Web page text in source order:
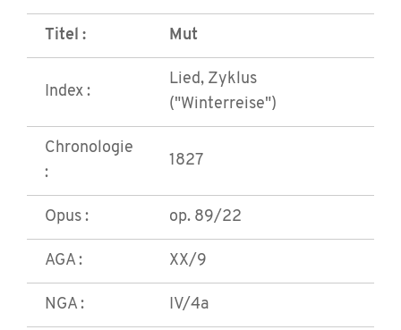
Titel : Mut
Index :
Lied, Zyklus
("Winterreise")
Chronologie
:
1827
Opus : op. 89/22
AGA : XX/9
NGA : IV/4a